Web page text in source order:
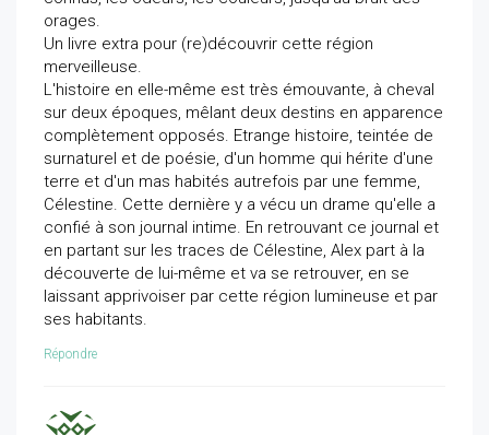
orages.
Un livre extra pour (re)découvrir cette région
merveilleuse.
L'histoire en elle-même est très émouvante, à cheval
sur deux époques, mêlant deux destins en apparence
complètement opposés. Etrange histoire, teintée de
surnaturel et de poésie, d'un homme qui hérite d'une
terre et d'un mas habités autrefois par une femme,
Célestine. Cette dernière y a vécu un drame qu'elle a
confié à son journal intime. En retrouvant ce journal et
en partant sur les traces de Célestine, Alex part à la
découverte de lui-même et va se retrouver, en se
laissant apprivoiser par cette région lumineuse et par
ses habitants.
Répondre